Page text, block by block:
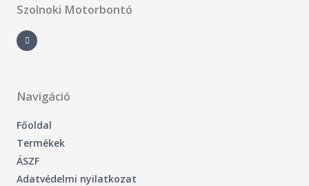
Szolnoki Motorbontó
a
c
e
-
f
Navigáció
Főoldal
Termékek
ÁSZF
Adatvédelmi nyilatkozat